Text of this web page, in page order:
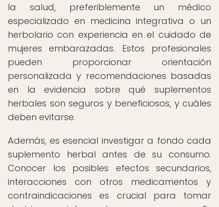
la salud, preferiblemente un médico
especializado en medicina integrativa o un
herbolario con experiencia en el cuidado de
mujeres embarazadas. Estos profesionales
pueden proporcionar orientación
personalizada y recomendaciones basadas
en la evidencia sobre qué suplementos
herbales son seguros y beneficiosos, y cuáles
deben evitarse.
Además, es esencial investigar a fondo cada
suplemento herbal antes de su consumo.
Conocer los posibles efectos secundarios,
interacciones con otros medicamentos y
contraindicaciones es crucial para tomar